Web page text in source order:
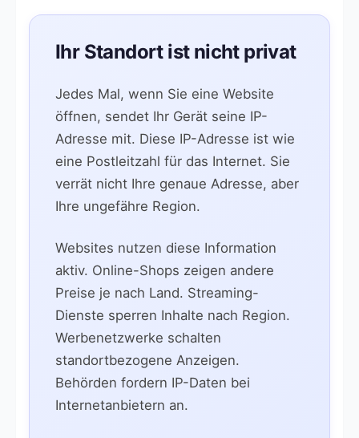
Ihr Standort ist nicht privat
Jedes Mal, wenn Sie eine Website
öffnen, sendet Ihr Gerät seine IP-
Adresse mit. Diese IP-Adresse ist wie
eine Postleitzahl für das Internet. Sie
verrät nicht Ihre genaue Adresse, aber
Ihre ungefähre Region.
Websites nutzen diese Information
aktiv. Online-Shops zeigen andere
Preise je nach Land. Streaming-
Dienste sperren Inhalte nach Region.
Werbenetzwerke schalten
standortbezogene Anzeigen.
Behörden fordern IP-Daten bei
Internetanbietern an.